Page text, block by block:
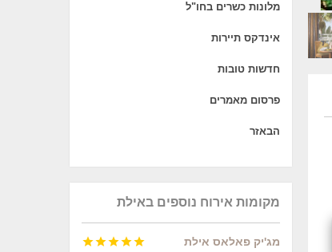
מקומות אירוח נוספים באילת
מג'יק פאלאס אילת 




מלונות כשרים בחו"ל
אינדקס תיירות
חדשות טובות
פרסום מאמרים
הבאזר